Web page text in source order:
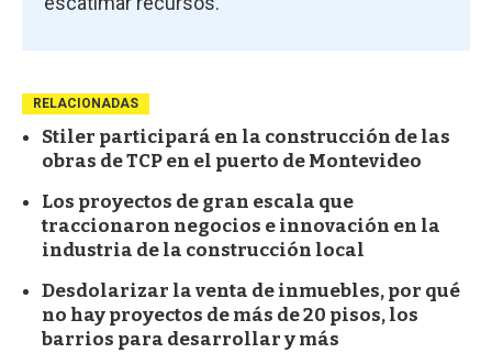
RELACIONADAS
Stiler participará en la construcción de las
obras de TCP en el puerto de Montevideo
Los proyectos de gran escala que
traccionaron negocios e innovación en la
industria de la construcción local
Desdolarizar la venta de inmuebles, por qué
no hay proyectos de más de 20 pisos, los
barrios para desarrollar y más